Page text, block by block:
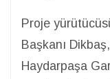
Proje
Başkanı
Haydarpaşa